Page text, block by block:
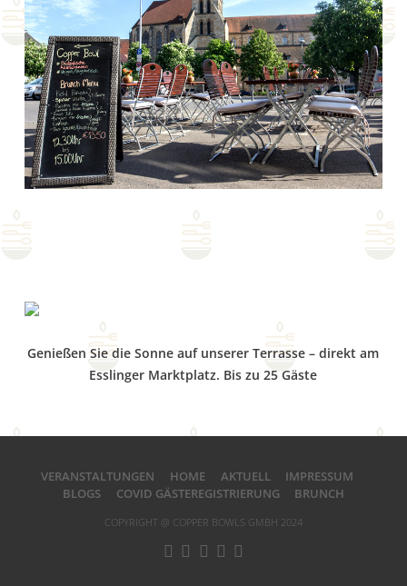
Genießen Sie die Sonne auf unserer Terrasse – direkt am
Esslinger Marktplatz. Bis zu 25 Gäste
VERANSTALTUNGEN HOME AKTUELL
IMPRESSUM
BLOGS
COVID GÄSTEREGISTRIERUNG BRUNCH
COPYRIGHT @ COPPER BOWLS GMBH 2024